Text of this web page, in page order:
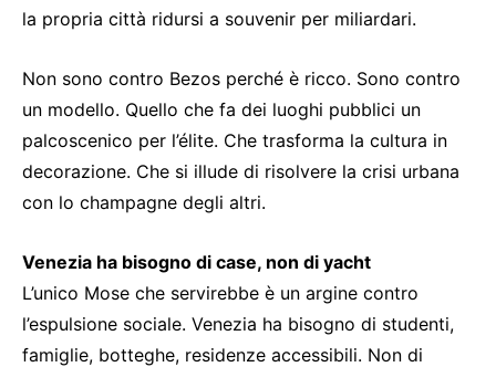
la propria città ridursi a souvenir per miliardari.
Non sono contro Bezos perché è ricco. Sono contro
un modello. Quello che fa dei luoghi pubblici un
palcoscenico per l’élite. Che trasforma la cultura in
decorazione. Che si illude di risolvere la crisi urbana
con lo champagne degli altri.
Venezia ha bisogno di case, non di yacht
L’unico Mose che servirebbe è un argine contro
l’espulsione sociale. Venezia ha bisogno di studenti,
famiglie, botteghe, residenze accessibili. Non di